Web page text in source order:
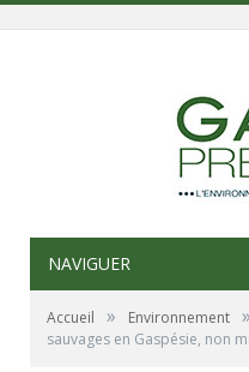
NAVIGUER
Accueil » Environnement »
sauvages en Gaspésie, non